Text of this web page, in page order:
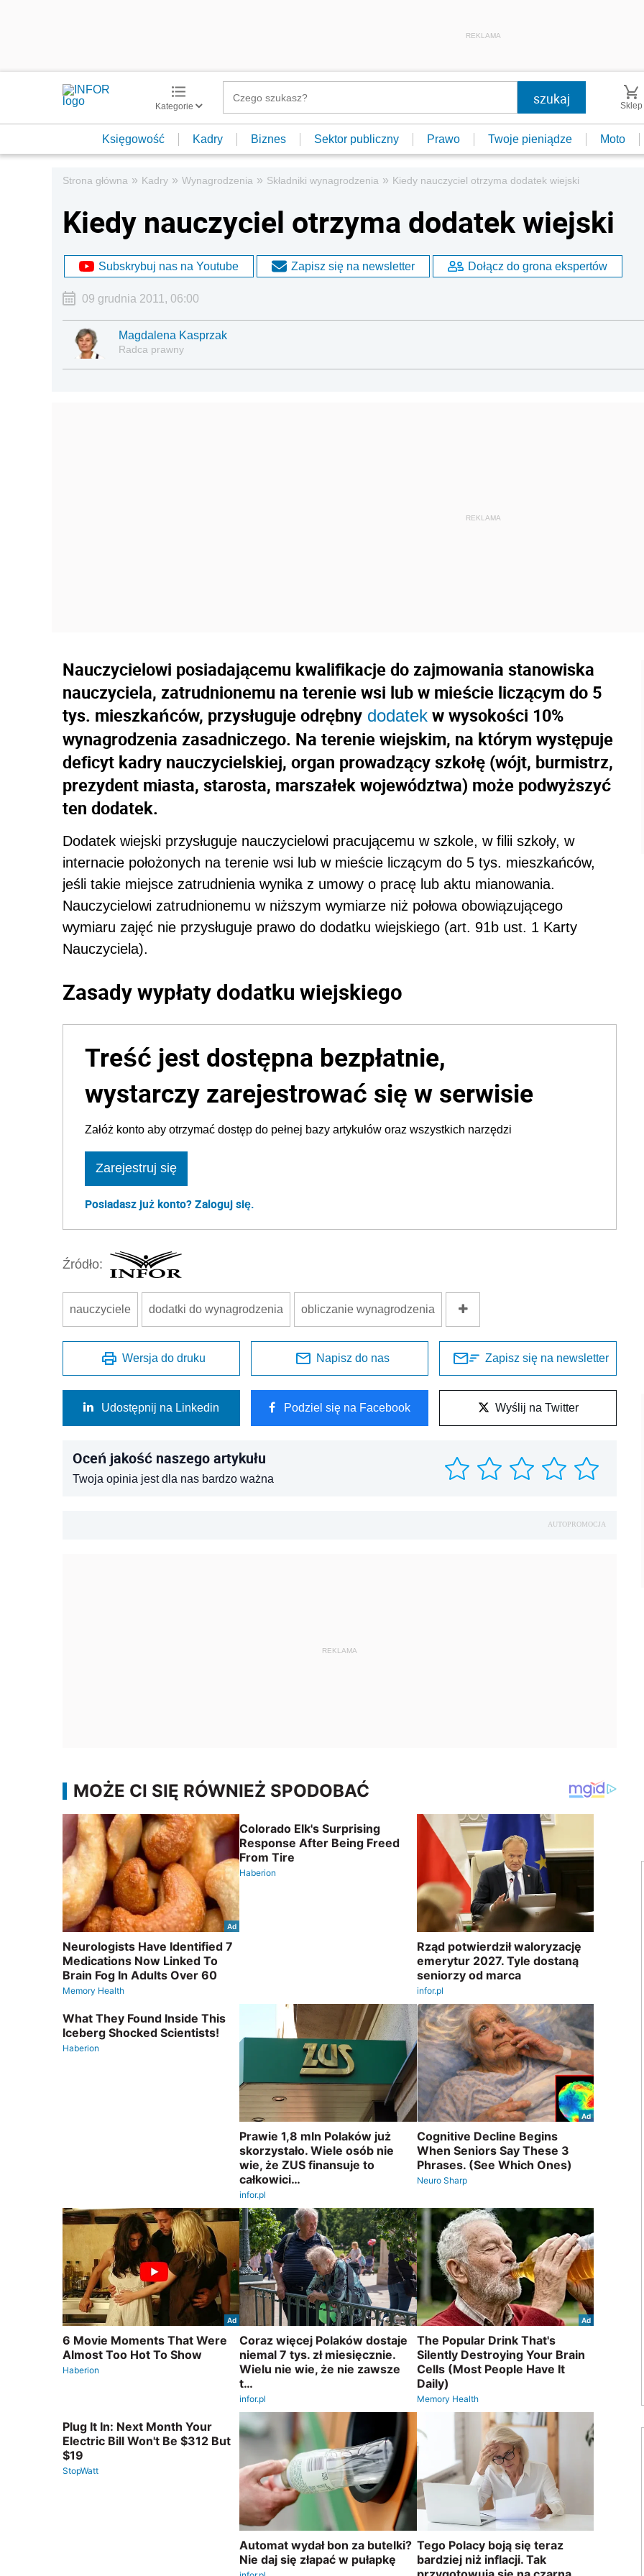
REKLAMA
Kategorie Sklep
Księgowość Kadry Biznes Sektor publiczny Prawo Twoje pieniądze Moto
Strona główna » Kadry » Wynagrodzenia » Składniki wynagrodzenia » Kiedy nauczyciel otrzyma dodatek wiejski
Kiedy nauczyciel otrzyma dodatek wiejski
Subskrybuj nas na Youtube Zapisz się na newsletter Dołącz do grona ekspertów
09 grudnia 2011, 06:00
Magdalena Kasprzak
Radca prawny
Nauczycielowi posiadającemu kwalifikacje do zajmowania stanowiska
nauczyciela, zatrudnionemu na terenie wsi lub w mieście liczącym do 5
tys. mieszkańców, przysługuje odrębny dodatek w wysokości 10%
wynagrodzenia zasadniczego. Na terenie wiejskim, na którym występuje
deficyt kadry nauczycielskiej, organ prowadzący szkołę (wójt, burmistrz,
prezydent miasta, starosta, marszałek województwa) może podwyższyć
ten dodatek.
Dodatek wiejski przysługuje nauczycielowi pracującemu w szkole, w filii szkoły, w
internacie położonych na terenie wsi lub w mieście liczącym do 5 tys. mieszkańców,
jeśli takie miejsce zatrudnienia wynika z umowy o pracę lub aktu mianowania.
Nauczycielowi zatrudnionemu w niższym wymiarze niż połowa obowiązującego
wymiaru zajęć nie przysługuje prawo do dodatku wiejskiego (art. 91b ust. 1 Karty
Nauczyciela).
Zasady wypłaty dodatku wiejskiego
Treść jest dostępna bezpłatnie,
wystarczy zarejestrować się w serwisie
Załóż konto aby otrzymać dostęp do pełnej bazy artykułów oraz wszystkich narzędzi
Zarejestruj się
Posiadasz już konto? Zaloguj się.
Źródło:
nauczyciele dodatki do wynagrodzenia obliczanie wynagrodzenia
Wersja do druku Napisz do nas Zapisz się na newsletter
Udostępnij na Linkedin Podziel się na Facebook Wyślij na Twitter
Oceń jakość naszego artykułu
Twoja opinia jest dla nas bardzo ważna
AUTOPROMOCJA
REKLAMA